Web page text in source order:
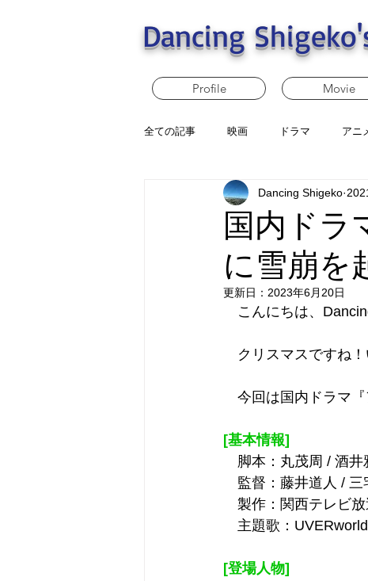
Dancing
Profile Movie
全ての記事 映画 ドラマ アニ
国内ドラ
に雪崩を
Dancing Shigeko
更新日： 2023年6月20日
こんにちは、
クリスマスですね！
今回は国内ドラマ『
[基本情報]
脚本：丸茂周 / 酒井
監督：藤井道人 / 三
製作：関西テレビ放
主題歌：UVERworld
[登場人物]